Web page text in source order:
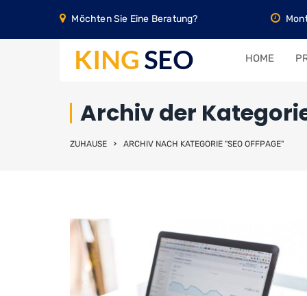
Möchten Sie Eine Beratung?
HOME
Archiv der
ZUHAUSE ARCHIV NACH KATEGORIE "SEO OFFPAGE"